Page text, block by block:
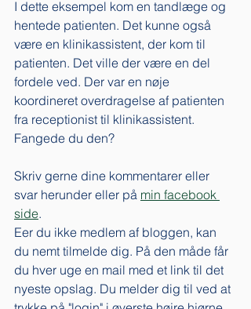
I dette eksempel kom en tandlæge og
hentede patienten. Det kunne også
være en klinikassistent, der kom til
patienten. Det ville der være en del
fordele ved. Der var en nøje
koordineret overdragelse af patienten
fra receptionist til klinikassistent.
Fangede du den?
Skriv gerne dine kommentarer eller
svar herunder eller på min facebook
side.
Eer du ikke medlem af bloggen, kan
du nemt tilmelde dig. På den måde får
du hver uge en mail med et link til det
nyeste opslag. Du melder dig til ved at